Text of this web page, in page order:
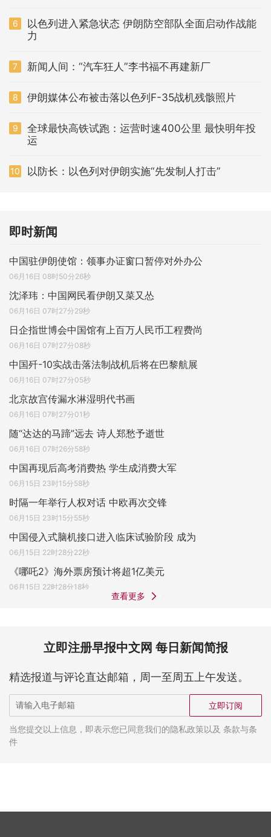
6
以色列进入紧急状态 伊朗防空部队全面启动作战能
力
7 新闻人间：“汽车狂人”李书福不再建新厂
8 伊朗媒体公布被击落以色列F-35战机残骸照片
9
全球最快高铁试跑：运营时速400公里 最快明年投
运
10 以防长：以色列对伊朗实施“先发制人打击”
即时新闻
中国驻伊朗使馆：领事办证窗口暂停对外办公
06月16日 08时50分26秒
沈泽玮：中国网民看伊朗又菜又怂
06月16日 07时27分29秒
日企指世博会中国馆有上百万人民币工程费尚
06月16日 07时27分08秒
中国歼-10实战击落法制战机后将在巴黎航展
06月16日 07时27分05秒
北京故宫传漏水淋湿明代书画
06月16日 07时27分01秒
随“达达的马蹄”远去 诗人郑愁予逝世
06月16日 07时26分58秒
中国再现后高考消费热 学生成消费大军
06月15日 23时15分58秒
时隔一年举行人权对话 中欧再次交锋
06月15日 23时15分55秒
中国侵入式脑机接口进入临床试验阶段 成为
06月15日 22时28分22秒
《哪吒2》海外票房预计将超1亿美元
06月15日 22时28分18秒
查看更多
立即注册早报中文网 每日新闻简报
精选报道与评论直达邮箱，周一至周五上午发送。
立即订阅
当您提交以上信息，即表示您已同意我们的隐私政策以及 条款与条
件